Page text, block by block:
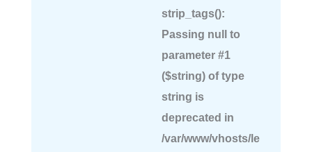
strip_tags():
Passing null to
parameter #1
($string) of type
string is
deprecated in
/var/www/vhosts/le